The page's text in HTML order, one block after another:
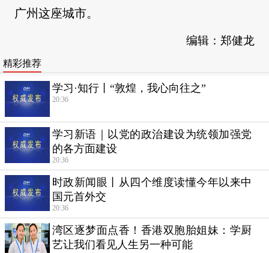
广州这座城市。
编辑：郑健龙
精彩推荐